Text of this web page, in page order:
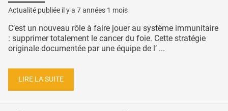
Actualité publiée il y a 7 années 1 mois
C’est un nouveau rôle à faire jouer au système immunitaire
: supprimer totalement le cancer du foie. Cette stratégie
originale documentée par une équipe de l’ ...
LIRE LA SUITE